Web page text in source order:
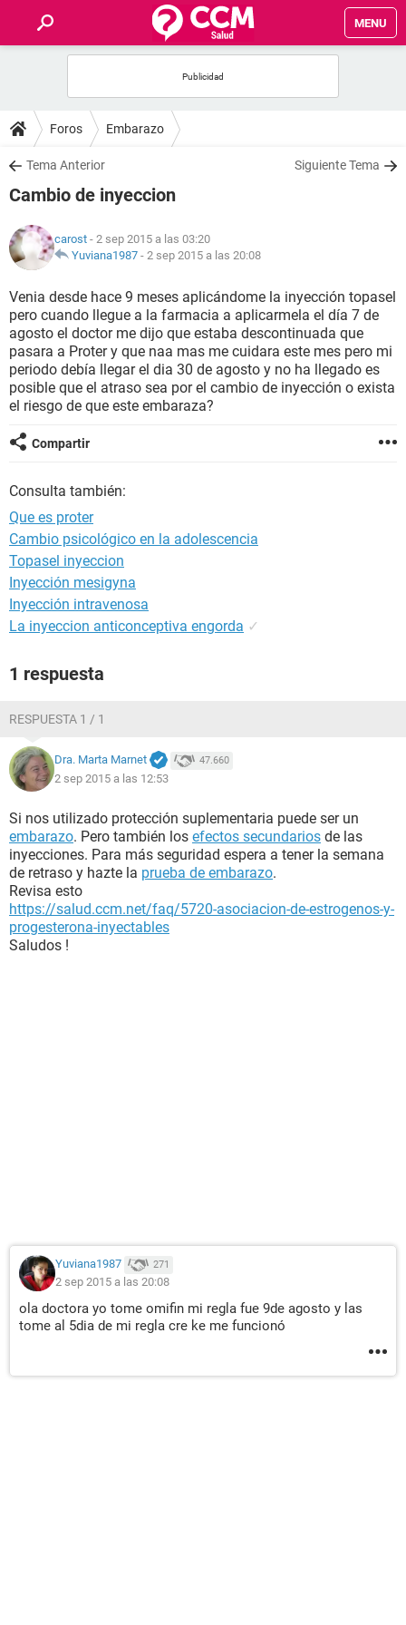
MENU
FOROS
SALUD
NUTRICIÓN
BIENESTAR
SEXUALIDAD
GLOSARIO
Foros Embarazo
Tema Anterior Siguiente Tema
Cambio de inyeccion
carost - 2 sep 2015 a las 03:20
Yuviana1987 - 2 sep 2015 a las 20:08
Venia desde hace 9 meses aplicándome la inyección topasel
pero cuando llegue a la farmacia a aplicarmela el día 7 de
agosto el doctor me dijo que estaba descontinuada que
pasara a Proter y que naa mas me cuidara este mes pero mi
periodo debía llegar el dia 30 de agosto y no ha llegado es
posible que el atraso sea por el cambio de inyección o exista
el riesgo de que este embaraza?
Compartir
Consulta también:
Que es proter
Cambio psicológico en la adolescencia
Topasel inyeccion
Inyección mesigyna
Inyección intravenosa
La inyeccion anticonceptiva engorda ✓
1 respuesta
RESPUESTA 1 / 1
Dra. Marta Marnet 47.660
2 sep 2015 a las 12:53
Si nos utilizado protección suplementaria puede ser un
embarazo. Pero también los efectos secundarios de las
inyecciones. Para más seguridad espera a tener la semana
de retraso y hazte la prueba de embarazo.
Revisa esto
https://salud.ccm.net/faq/5720-asociacion-de-estrogenos-y-
progesterona-inyectables
Saludos !
Yuviana1987 271
2 sep 2015 a las 20:08
ola doctora yo tome omifin mi regla fue 9de agosto y las
tome al 5dia de mi regla cre ke me funcionó